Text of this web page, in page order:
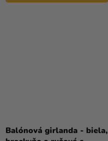
Balónová girlanda - biela,